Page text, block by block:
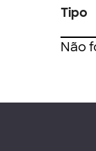
Tipo
Não